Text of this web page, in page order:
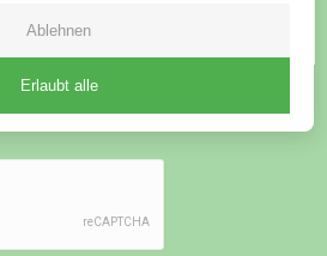
Ablehnen
Erlaubt alle